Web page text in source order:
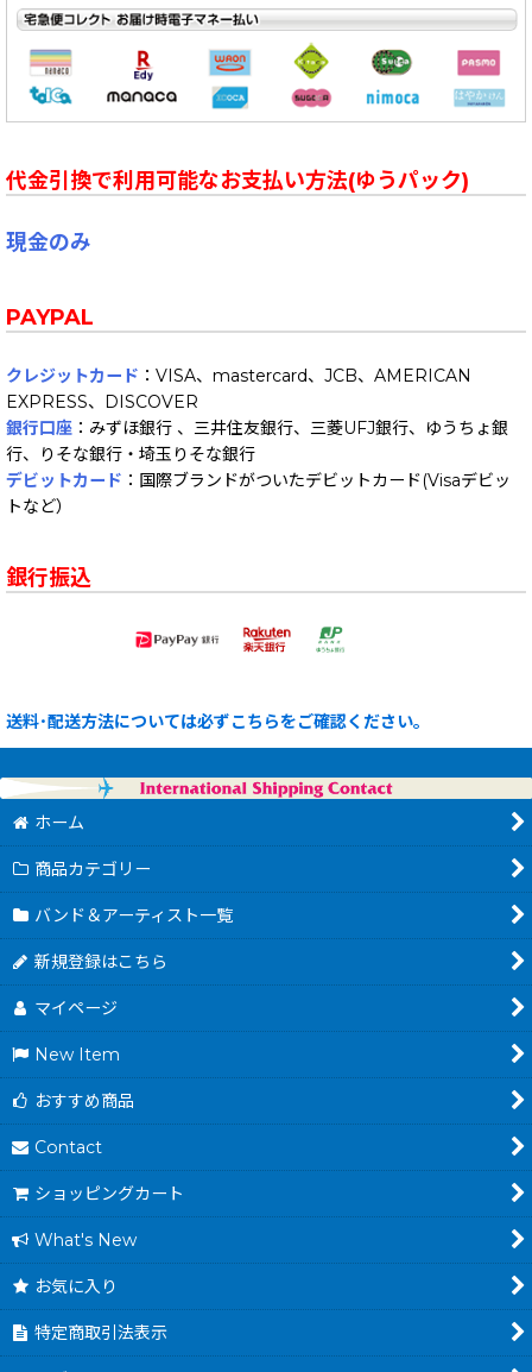
代金引換で利用可能なお支払い方法(ゆうパック)
現金のみ
PAYPAL
クレジットカード ：VISA、mastercard、JCB、AMERICAN
EXPRESS、DISCOVER
銀行口座 ：みずほ銀行 、三井住友銀行、三菱UFJ銀行、ゆうちょ銀
行、りそな銀行・埼玉りそな銀行
デビットカード ：国際ブランドがついたデビットカード(Visaデビッ
トなど）
銀行振込
送料･配送方法については必ずこちらをご確認ください。
ホーム
商品カテゴリー
バンド＆アーティスト一覧
新規登録はこちら
マイページ
New Item
おすすめ商品
Contact
ショッピングカート
What's New
お気に入り
特定商取引法表示